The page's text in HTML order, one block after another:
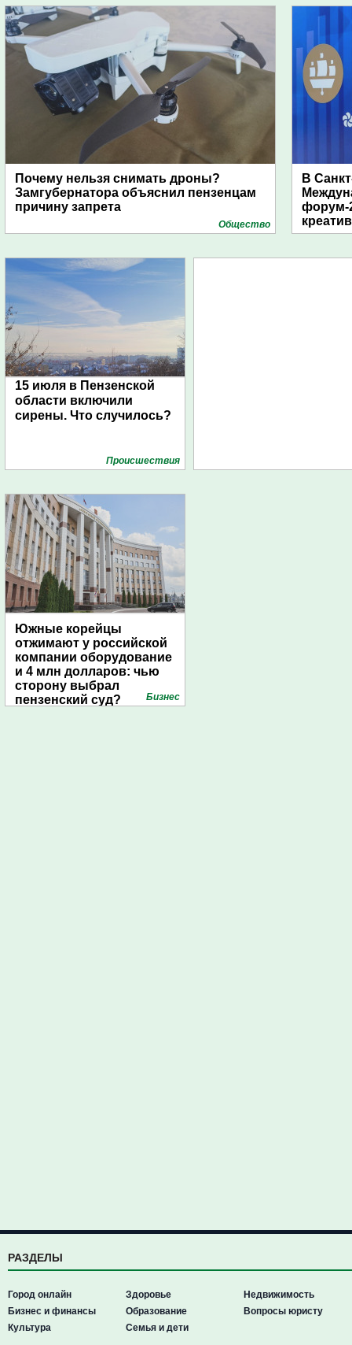
Почему нельзя снимать дроны?
Замгубернатора объяснил пензенцам
причину запрета
Общество
В
форум-
15 июля в Пензенской
области включили
сирены. Что случилось?
Проиcшествия
Южные корейцы
отжимают у российской
компании оборудование
и 4 млн долларов: чью
сторону выбрал
пензенский суд?
Бизнес
РАЗДЕЛЫ
Город онлайн
Бизнес и финансы
Культура
Здоровье
Образование
Семья и дети
Недвижимость
Вопросы юристу